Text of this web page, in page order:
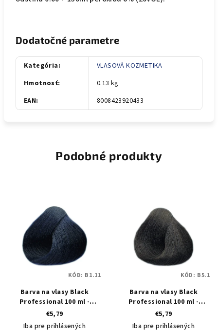
Dodatočné parametre
Kategória:
VLASOVÁ KOZMETIKA
Hmotnosť:
0.13 kg
EAN: 8008423920433
Podobné produkty
Barva na vlasy Black
Professional 100 ml -
odstín 1.11 černo-modrá
€5,79
Iba pre prihlásených
KÓD: B1.11
Barva na vlasy Black
Professional 100 ml -
odstín 5.1 popelavá světle
hnědá
€5,79
Iba pre prihlásených
KÓD: B5.1